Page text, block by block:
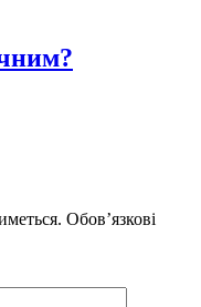
Обов’язкові